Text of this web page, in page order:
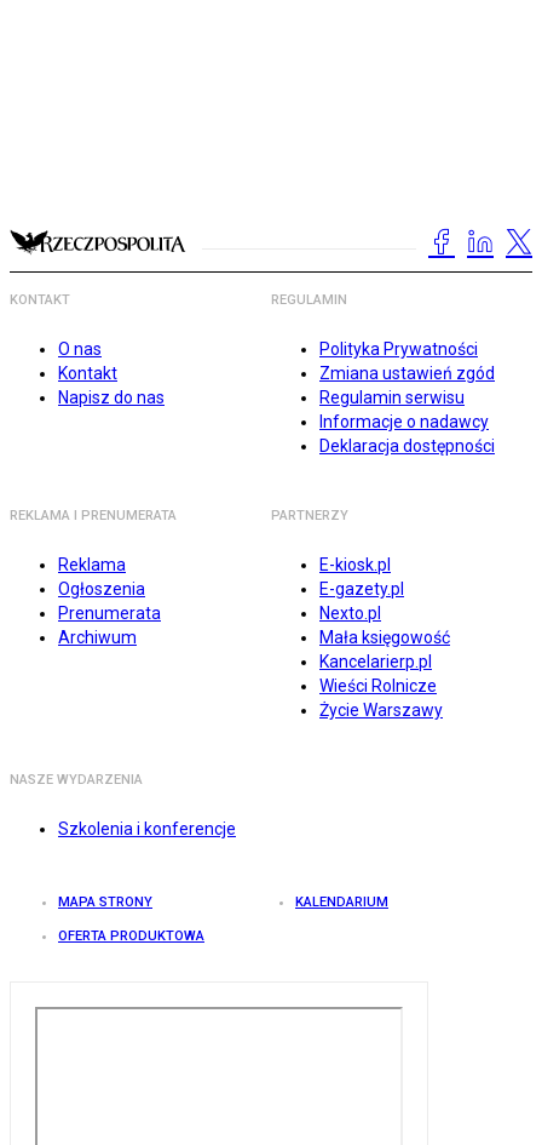
KONTAKT
O nas
Kontakt
Napisz do nas
REGULAMIN
Polityka Prywatności
Zmiana ustawień zgód
Regulamin serwisu
Informacje o nadawcy
Deklaracja dostępności
REKLAMA I PRENUMERATA
Reklama
Ogłoszenia
Prenumerata
Archiwum
PARTNERZY
E-kiosk.pl
E-gazety.pl
Nexto.pl
Mała księgowość
Kancelarierp.pl
Wieści Rolnicze
Życie Warszawy
NASZE WYDARZENIA
Szkolenia i konferencje
MAPA STRONY KALENDARIUM
OFERTA PRODUKTOWA